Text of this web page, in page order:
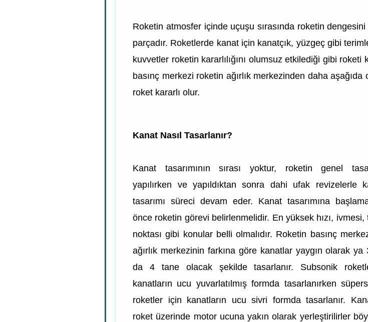
Roketin atmosfer içinde uçuşu sırasında roketin
parçadır. Roketlerde kanat için kanatçık, yüzgeç gibi
kuvvetler roketin kararlılığını olumsuz etkilediği gibi
basınç merkezi roketin ağırlık merkezinden daha
roket kararlı olur.
Kanat Nasıl Tasarlanır?
Kanat tasarımının sırası yoktur, roketin genel
yapılırken ve yapıldıktan sonra dahi ufak revizelerle
tasarımı süreci devam eder. Kanat tasarımına
önce roketin görevi belirlenmelidir. En yüksek hızı, ivmesi,
noktası gibi konular belli olmalıdır. Roketin basınç
ağırlık merkezinin farkına göre kanatlar yaygın olarak ya
da 4 tane olacak şekilde tasarlanır. Subsonik
kanatların ucu yuvarlatılmış formda tasarlanırken
roketler için kanatların ucu sivri formda tasarlanır.
roket üzerinde motor ucuna yakın olarak yerleştirilirler